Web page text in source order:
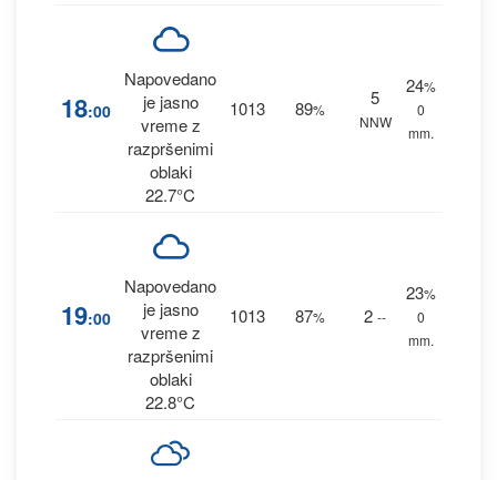
18:00
Napovedano
je jasno
vreme z
razpršenimi
oblaki
22.7°C
1013 89%
5
NNW
24%
0
mm.
19:00
Napovedano
je jasno
vreme z
razpršenimi
oblaki
22.8°C
1013 87% 2 --
23%
0
mm.